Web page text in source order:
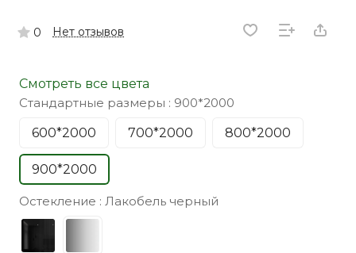
0 Нет отзывов
Смотреть все цвета
Стандартные размеры : 900*2000
600*2000
700*2000 800*2000
900*2000
Остекление : Лакобель черный